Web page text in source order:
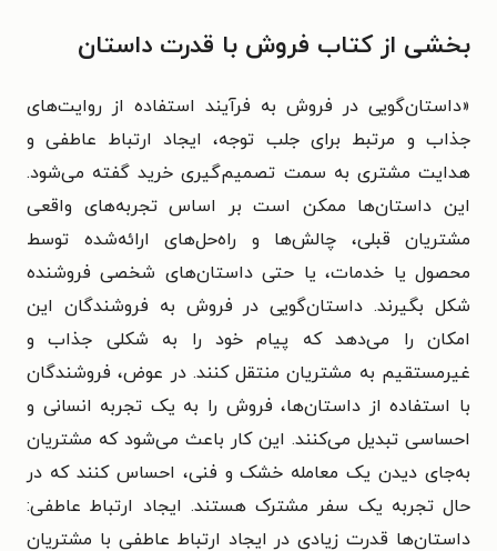
بخشی از کتاب فروش با قدرت داستان
«داستان‌گویی در فروش به فرآیند استفاده از روایت‌های
جذاب و مرتبط برای جلب توجه، ایجاد ارتباط عاطفی و
هدایت مشتری به سمت تصمیم‌گیری خرید گفته می‌شود.
این داستان‌ها ممکن است بر اساس تجربه‌های واقعی
مشتریان قبلی، چالش‌ها و راه‌حل‌های ارائه‌شده توسط
محصول یا خدمات، یا حتی داستان‌های شخصی فروشنده
شکل بگیرند. داستان‌گویی در فروش به فروشندگان این
امکان را می‌دهد که پیام خود را به شکلی جذاب و
غیرمستقیم به مشتریان منتقل کنند. در عوض، فروشندگان
با استفاده از داستان‌ها، فروش را به یک تجربه انسانی و
احساسی تبدیل می‌کنند. این کار باعث می‌شود که مشتریان
به‌جای دیدن یک معامله خشک و فنی، احساس کنند که در
حال تجربه یک سفر مشترک هستند. ایجاد ارتباط عاطفی:
داستان‌ها قدرت زیادی در ایجاد ارتباط عاطفی با مشتریان